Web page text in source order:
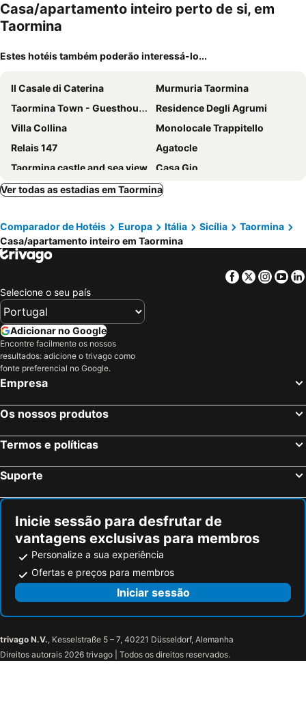
Casa/apartamento inteiro perto de si, em
Taormina
Estes hotéis também poderão interessá-lo...
Il Casale di Caterina
Murmuria Taormina
Taormina Town - Guesthouse Sicily
Residence Degli Agrumi
Villa Collina
Monolocale Trappitello
Relais 147
Agatocle
Taormina castle and sea view
Casa Gio
Casa donna Fiorella tipica siciliana
Taonasi Mazzarò Apartments
Ver todas as estadias em Taormina
Comparador de Hotéis Europa Itália Sicília
Taormina
Casa/apartamento inteiro em Taormina
Facebook
Twitter
Selecione o seu país
Adicionar no Google
Encontre facilmente os nossos
resultados: adicione o trivago como
fonte preferencial no Google.
Empresa
Os nossos produtos
Termos e políticas
Suporte
Inicie sessão para desfrutar de
vantagens exclusivas para membros
Personalize a sua experiência
Ofertas e preços para membros
Iniciar sessão
trivago N.V., Kesselstraße 5 – 7, 40221 Düsseldorf, Alemanha
Direitos autorais 2026 trivago | Todos os direitos reservados.